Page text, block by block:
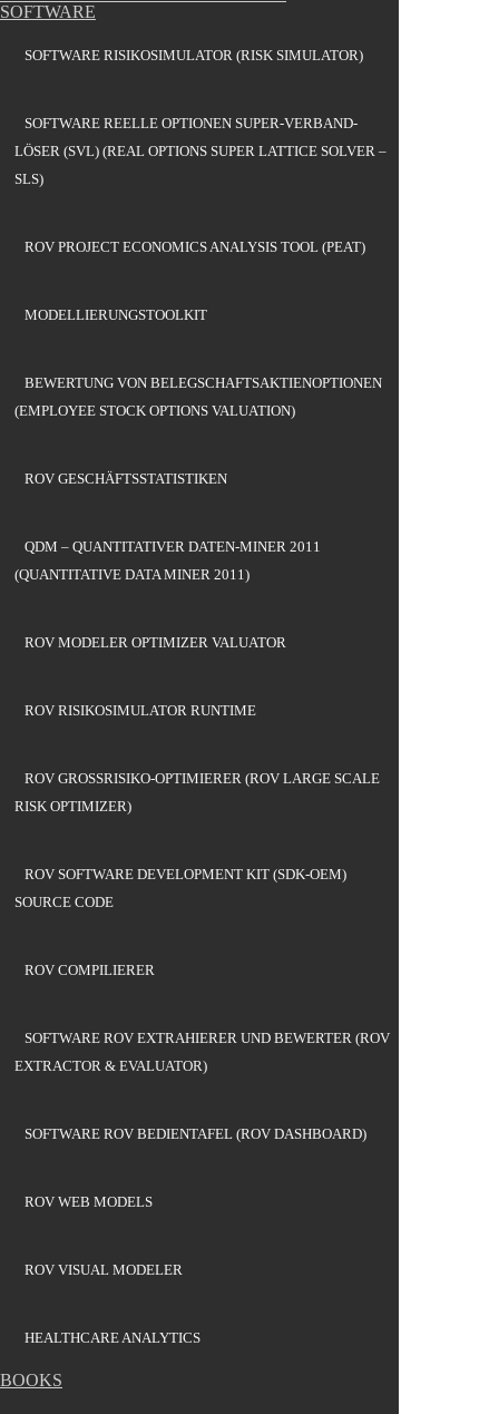
SOFTWARE
SOFTWARE RISIKOSIMULATOR (RISK SIMULATOR)
SOFTWARE REELLE OPTIONEN SUPER-VERBAND-
LÖSER (SVL) (REAL OPTIONS SUPER LATTICE SOLVER –
SLS)
ROV PROJECT ECONOMICS ANALYSIS TOOL (PEAT)
MODELLIERUNGSTOOLKIT
BEWERTUNG VON BELEGSCHAFTSAKTIENOPTIONEN
(EMPLOYEE STOCK OPTIONS VALUATION)
ROV GESCHÄFTSSTATISTIKEN
QDM – QUANTITATIVER DATEN-MINER 2011
(QUANTITATIVE DATA MINER 2011)
ROV MODELER OPTIMIZER VALUATOR
ROV RISIKOSIMULATOR RUNTIME
ROV GROSSRISIKO-OPTIMIERER (ROV LARGE SCALE
RISK OPTIMIZER)
ROV SOFTWARE DEVELOPMENT KIT (SDK-OEM)
SOURCE CODE
ROV COMPILIERER
SOFTWARE ROV EXTRAHIERER UND BEWERTER (ROV
EXTRACTOR & EVALUATOR)
SOFTWARE ROV BEDIENTAFEL (ROV DASHBOARD)
ROV WEB MODELS
ROV VISUAL MODELER
HEALTHCARE ANALYTICS
BOOKS